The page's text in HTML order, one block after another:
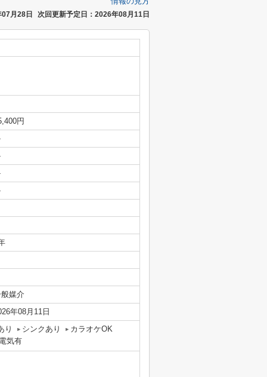
月28日 次回更新予定日：2026年08月11日
円
媒介
年08月11日
り
シンクあり
カラオケOK
気有